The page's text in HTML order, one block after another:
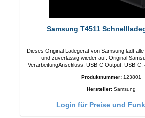
Samsung T4511
Dieses Original Ladegerät von Samsung lädt alle
und zuverlässig wieder auf. Original SamsungHochwertige
VerarbeitungAnschlüss: USB-C Output: USB-C:
Produktnummer: 123801
Hersteller: Samsung
Login für Preise und